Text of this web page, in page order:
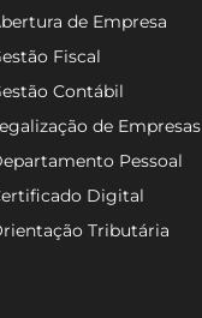
de Empresa
Fiscal
Contábil
de Empresas
Pessoal
Digital
Tributária